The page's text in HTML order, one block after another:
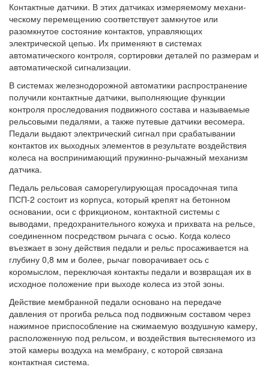
Контактные датчики. В этих датчиках измеряемому механи-
ческому перемещению соответствует замкнутое или
разомкнутое состояние контактов, управляющих
электрической цепью. Их применяют в системах
автоматического контроля, сортировки деталей по размерам и
автоматической сигнализации.
В системах железнодорожной автоматики распространение
получили контактные датчики, выполняющие функции
контроля проследования подвижного состава и называемые
рельсовыми педалями, а также путевые датчики весомера.
Педали выдают электрический сигнал при срабатывании
контактов их выходных элементов в результате воздействия
колеса на воспринимающий пружинно-рычажный механизм
датчика.
Педаль рельсовая саморегулирующая просадочная типа
ПСП-2 состоит из корпуса, который крепят на бетонном
основании, оси с фрикционом, контактной системы с
выводами, предохранительного кожуха и прихвата на рельсе,
соединенном посредством рычага с осью. Когда колесо
въезжает в зону действия педали и рельс просаживается на
глубину 0,8 мм и более, рычаг поворачивает ось с
коромыслом, переключая контакты педали и возвращая их в
исходное положение при выходе колеса из этой зоны.
Действие мембранной педали основано на передаче
давления от прогиба рельса под подвижным составом через
нажимное приспособление на сжимаемую воздушную камеру,
расположенную под рельсом, и воздействия вытесняемого из
этой камеры воздуха на мембрану, с которой связана
контактная система.